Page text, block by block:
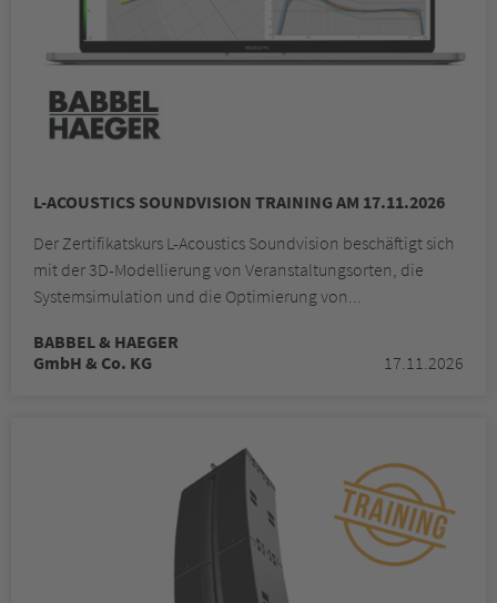
L-ACOUSTICS SOUNDVISION TRAINING AM 17.11.2026
Der Zertifikatskurs L-Acoustics Soundvision beschäftigt sich
mit der 3D-Modellierung von Veranstaltungsorten, die
Systemsimulation und die Optimierung von...
BABBEL & HAEGER
GmbH & Co. KG
17.11.2026